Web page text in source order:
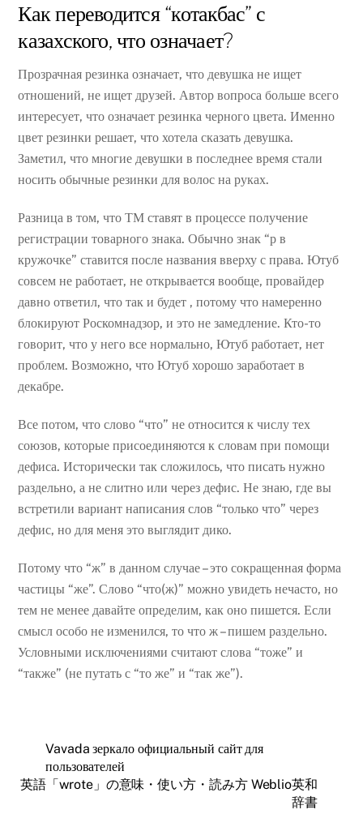
Как переводится “котакбас” с
казахского, что означает?
Прозрачная резинка означает, что девушка не ищет
отношений, не ищет друзей. Автор вопроса больше всего
интересует, что означает резинка черного цвета. Именно
цвет резинки решает, что хотела сказать девушка.
Заметил, что многие девушки в последнее время стали
носить обычные резинки для волос на руках.
Разница в том, что ТМ ставят в процессе получение
регистрации товарного знака. Обычно знак “р в
кружочке” ставится после названия вверху с права. Ютуб
совсем не работает, не открывается вообще, провайдер
давно ответил, что так и будет , потому что намеренно
блокируют Роскомнадзор, и это не замедление. Кто-то
говорит, что у него все нормально, Ютуб работает, нет
проблем. Возможно, что Ютуб хорошо заработает в
декабре.
Все потом, что слово “что” не относится к числу тех
союзов, которые присоединяются к словам при помощи
дефиса. Исторически так сложилось, что писать нужно
раздельно, а не слитно или через дефис. Не знаю, где вы
встретили вариант написания слов “только что” через
дефис, но для меня это выглядит дико.
Потому что “ж” в данном случае – это сокращенная форма
частицы “же”. Слово “что(ж)” можно увидеть нечасто, но
тем не менее давайте определим, как оно пишется. Если
смысл особо не изменился, то что ж – пишем раздельно.
Условными исключениями считают слова “тоже” и
“также” (не путать с “то же” и “так же”).
Vavada зеркало официальный сайт для
пользователей
英語「wrote」の意味・使い方・読み方 Weblio英和
辞書